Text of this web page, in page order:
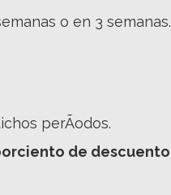
o en 3 semanas.
perÃ­odos.
de descuento